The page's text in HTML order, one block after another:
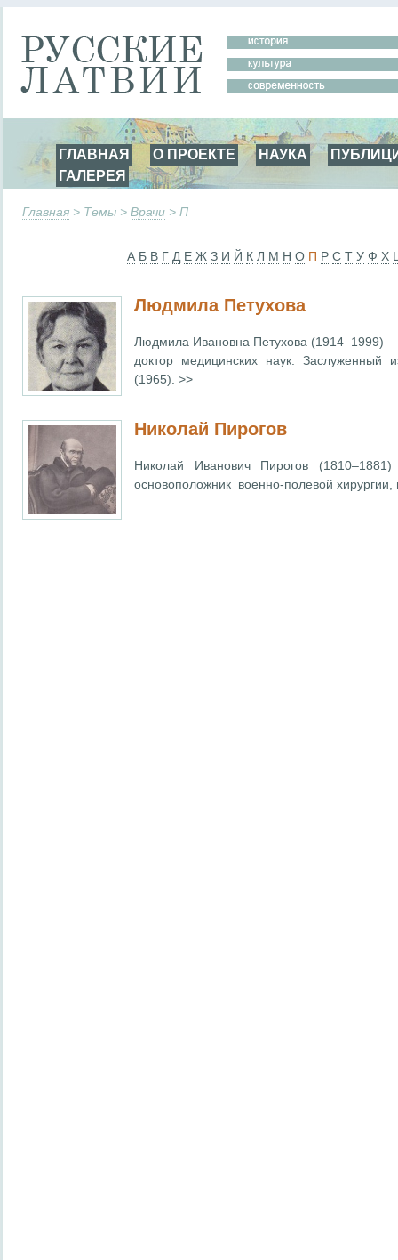
ГЛАВНАЯ О ПРОЕКТЕ НАУКА
ГАЛЕРЕЯ
Главная > Темы > Врачи > П
А Б В Г Д Е Ж З И Й К Л М Н О П Р С Т У Ф Х
Людмила Петухова
Людмила Ивановна Петухова (1914–1999) –
доктор медицинских наук. Заслуженный
(1965). >>
Николай Пирогов
Николай Иванович Пирогов
основоположник военно-полевой хирургии,